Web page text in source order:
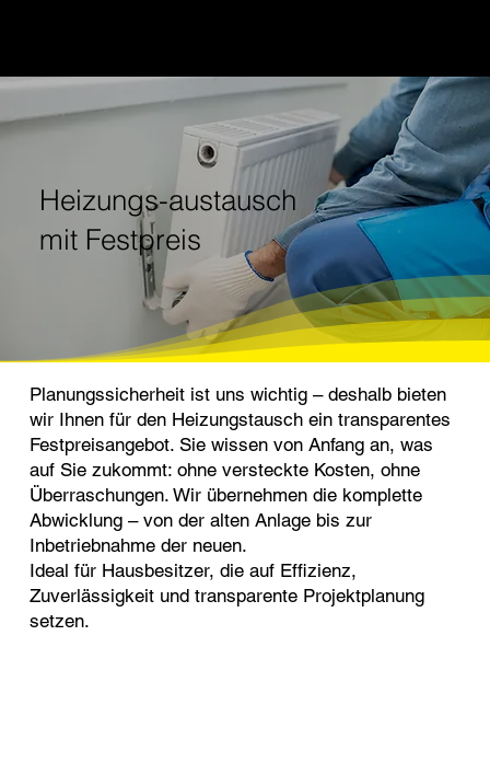
Heizungs-austausch
mit Festpreis
Planungssicherheit ist uns wichtig – deshalb bieten
wir Ihnen für den Heizungstausch ein transparentes
Festpreisangebot. Sie wissen von Anfang an, was
auf Sie zukommt: ohne versteckte Kosten, ohne
Überraschungen. Wir übernehmen die komplette
Abwicklung – von der alten Anlage bis zur
Inbetriebnahme der neuen.
Ideal für Hausbesitzer, die auf Effizienz,
Zuverlässigkeit und transparente Projektplanung
setzen.